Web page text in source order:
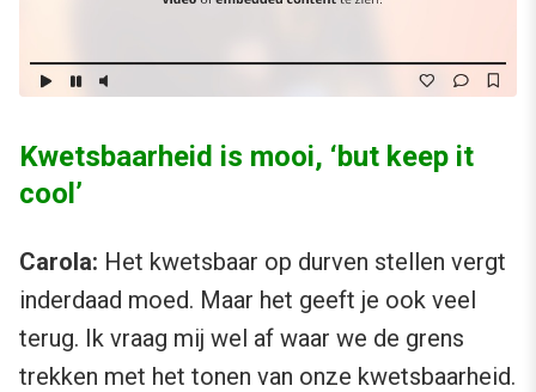
Kwetsbaarheid is mooi, ‘but keep it
cool’
Carola: Het kwetsbaar op durven stellen vergt
inderdaad moed. Maar het geeft je ook veel
terug. Ik vraag mij wel af waar we de grens
trekken met het tonen van onze kwetsbaarheid.